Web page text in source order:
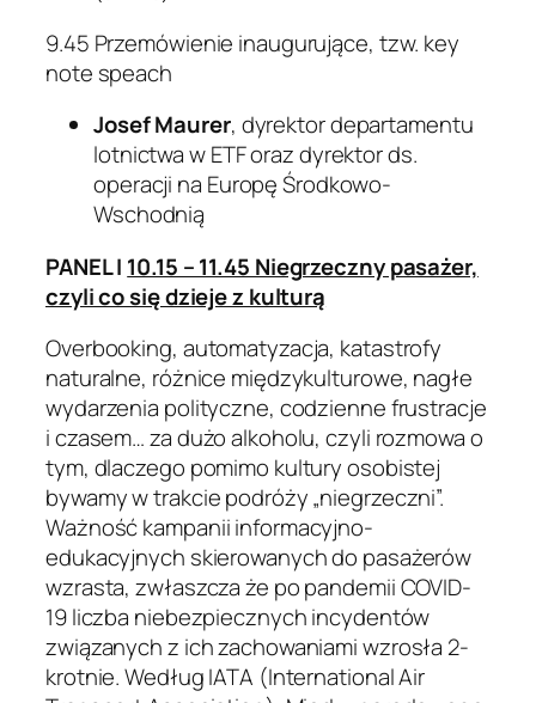
9.45 Przemówienie inaugurujące, tzw. key
note speach
Josef Maurer, dyrektor departamentu
lotnictwa w ETF oraz dyrektor ds.
operacji na Europę Środkowo-
Wschodnią
PANEL I 10.15 – 11.45 Niegrzeczny pasażer,
czyli co się dzieje z kulturą
Overbooking, automatyzacja, katastrofy
naturalne, różnice międzykulturowe, nagłe
wydarzenia polityczne, codzienne frustracje
i czasem… za dużo alkoholu, czyli rozmowa o
tym, dlaczego pomimo kultury osobistej
bywamy w trakcie podróży „niegrzeczni”.
Ważność kampanii informacyjno-
edukacyjnych skierowanych do pasażerów
wzrasta, zwłaszcza że po pandemii COVID-
19 liczba niebezpiecznych incydentów
związanych z ich zachowaniami wzrosła 2-
krotnie. Według IATA (International Air